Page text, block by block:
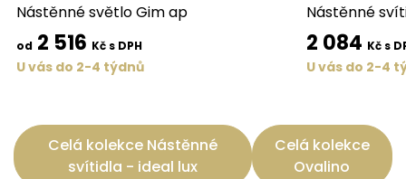
Nástěnné světlo Gim ap
od 2 516 Kč s DPH
U vás do 2-4 týdnů
Nástěnné
2 084 Kč s
U vás do 2-4
Celá kolekce Nástěnné
svítidla - ideal lux
Celá kolekce
Ovalino